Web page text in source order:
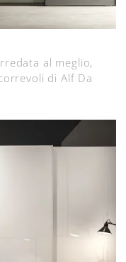
al meglio,
di Alf Da